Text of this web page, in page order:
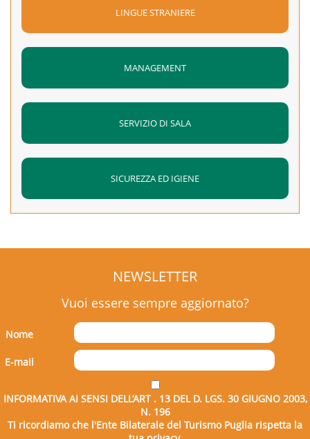
LINGUE STRANIERE
MANAGEMENT
SERVIZIO DI SALA
SICUREZZA ED IGIENE
NEWSLETTER
Vuoi essere sempre aggiornato?
Nome
E-mail
INFORMATIVA AI SENSI DELL’ART . 13 DEL D. LGS. 30 GIUGNO 2003,
N. 196
Ti ricordiamo che l'Ente Bilaterale del Turismo Puglia rispetta la